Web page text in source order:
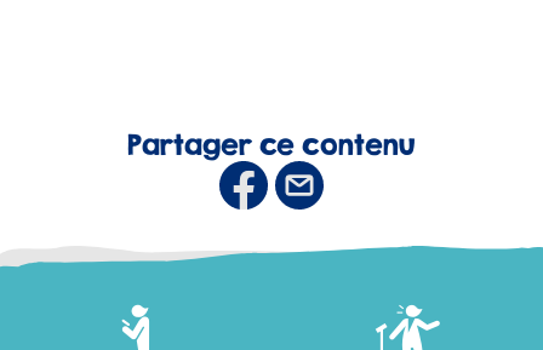
Partager ce contenu